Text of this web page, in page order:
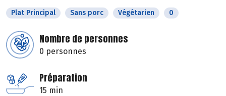
Plat Principal Sans porc Végétarien 0
Nombre de personnes
0 personnes
Préparation
15 min